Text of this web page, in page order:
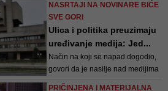
imaju različitu percepciju u našoj
javnosti
NASRTAJI NA NOVINARE BIĆE
SVE GORI
Ulica i politika preuzimaju
uređivanje medija: Jed...
Način na koji se napad dogodio,
govori da je nasilje nad medijima
u BiH dobilo novi prijeteći oblik, u
PRIČINJENA I MATERIJALNA